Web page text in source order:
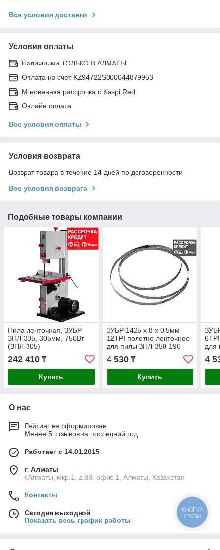
Все условия доставки
Условия оплаты
Наличными ТОЛЬКО В АЛМАТЫ
Оплата на счет KZ94722S000044879953
Мгновенная рассрочка с Kaspi Red
Онлайн оплата
Все условия оплаты
Условия возврата
Возврат товара в течение 14 дней по договоренности
Все условия возврата
Подобные товары компании
Пила ленточная, ЗУБР
ЗПЛ-305, 305мм, 750Вт
(ЗПЛ-305)
242 410 ₸
Купить
ЗУБР 1425 х 8 х 0,5мм
12TPI полотно ленточное
для пилы ЗПЛ-350-190
(155810-190-2)
4 530₸
Купить
для
4
О нас
Рейтинг не сформирован
Менее 5 отзывов за последний год
Работает с 14.01.2015
г. Алматы
г.Алматы, мкр.1, д.88, офис 1, Алматы, Казахстан
Контакты
Сегодня выходной
Показать весь график работы
КНОПКА
СВЯЗИ